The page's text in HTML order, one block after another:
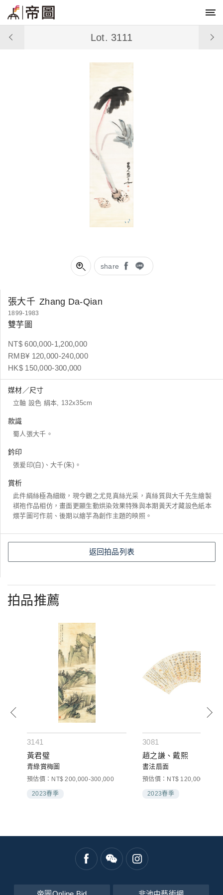
share
Lot. 3111
張大千 Zhang Da-Qian
1899-1983
雙芋圖
NT$ 600,000-1,200,000
RMB¥ 120,000-240,000
HK$ 150,000-300,000
媒材／尺寸
立軸 設色 絹本, 132x35cm
款識
蜀人張大千。
鈐印
張爰印(白)、大千(朱)。
賞析
此件絹絲極為細緻，現今觀之尤見真絲光采，真絲質與大千先生繪製
褀袍作品相仿，畫面更顯生動烘染效果特殊與本期黃天才藏設色紙本
煨芋圖可作前、後期以繪芋為創作主題的映照。
返回拍品列表
拍品推薦
3141
黃君璧
青綠賞梅圖
預估價：NT$ 200,000-300,000
2023春季
3081
趙之謙、戴熙
書法扇面
預估價：NT$ 120,000-
2023春季